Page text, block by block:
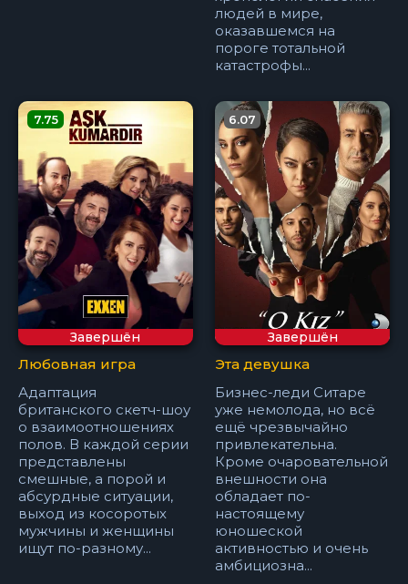
людей в мире,
оказавшемся на
пороге тотальной
катастрофы...
Завершён
7.75
Любовная игра
Адаптация
британского скетч-шоу
о взаимоотношениях
полов. В каждой серии
представлены
смешные, а порой и
абсурдные ситуации,
выход из косоротых
мужчины и женщины
ищут по-разному...
Завершён
6.07
Эта девушка
Бизнес-леди Ситаре
уже немолода, но всё
ещё чрезвычайно
привлекательна.
Кроме очаровательной
внешности она
обладает по-
настоящему
юношеской
активностью и очень
амбициозна...